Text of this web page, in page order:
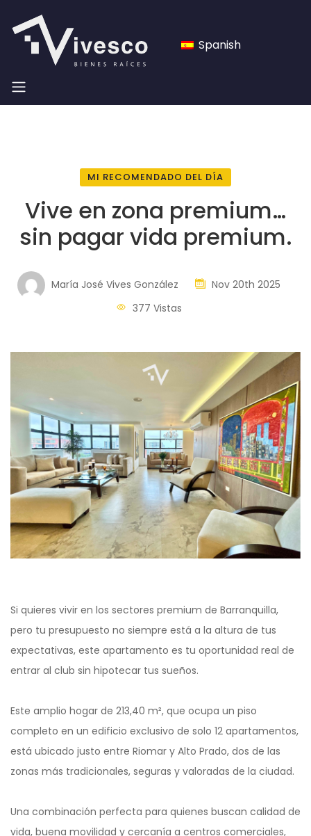
Spanish
MI RECOMENDADO DEL DÍA
Vive en zona premium…
sin pagar vida premium.
María José Vives González
Nov 20th 2025
377 Vistas
Si quieres vivir en los sectores premium de Barranquilla,
pero tu presupuesto no siempre está a la altura de tus
expectativas, este apartamento es tu oportunidad real de
entrar al club sin hipotecar tus sueños.
Este amplio hogar de 213,40 m², que ocupa un piso
completo en un edificio exclusivo de solo 12 apartamentos,
está ubicado justo entre Riomar y Alto Prado, dos de las
zonas más tradicionales, seguras y valoradas de la ciudad.
Una combinación perfecta para quienes buscan calidad de
vida, buena movilidad y cercanía a centros comerciales,